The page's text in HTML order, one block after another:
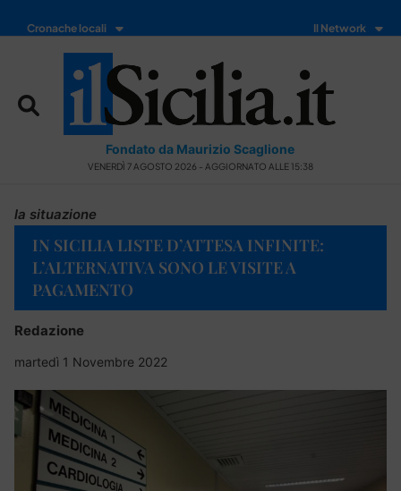
Cronache locali Il Network
Fondato da Maurizio Scaglione
VENERDÌ 7 AGOSTO 2026 - AGGIORNATO ALLE 15:38
la situazione
IN SICILIA LISTE D’ATTESA INFINITE:
L’ALTERNATIVA SONO LE VISITE A
PAGAMENTO
Redazione
martedì 1 Novembre 2022